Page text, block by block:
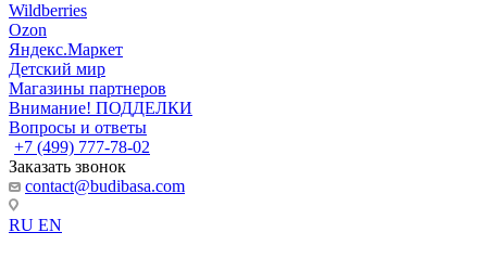
Wildberries
Ozon
Яндекс.Маркет
Детский мир
Магазины партнеров
Внимание! ПОДДЕЛКИ
Вопросы и ответы
+7 (499) 777-78-02
Заказать звонок
contact@budibasa.com
RU EN